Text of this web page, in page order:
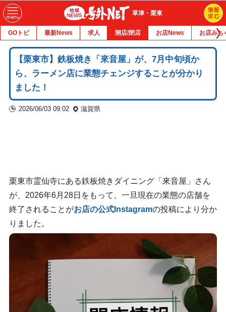
草津・栗東
GOトピ 最新News 求人 開店/閉店 お店News お店みち
【栗東市】鉄板焼き「來音屋」が、7月中旬頃か
ら、ラーメン店に業態チェンジすることが分かり
ました！
2026/06/03 09:02 滋賀県
栗東市霊仙寺にある鉄板焼きダイニング「來音屋」さん
が、2026年6月28日をもって、一旦現在の業態の店舗を
終了されることがお店の公式Instagramの投稿により分か
りました。